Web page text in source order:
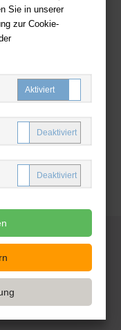
Sie in unserer
zur Cookie-
der